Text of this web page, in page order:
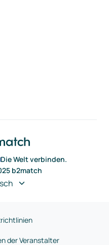
Die Welt verbinden.
b2match
der Veranstalter